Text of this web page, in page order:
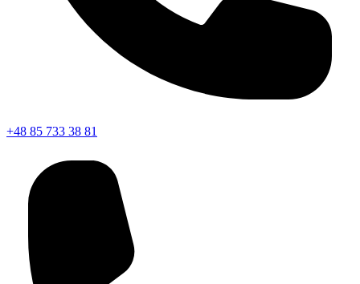
+48 85 733 38 81